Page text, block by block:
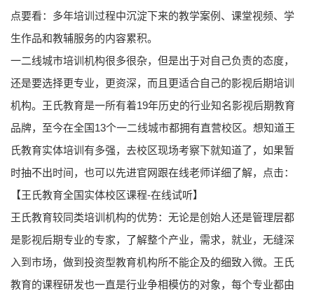
点要看：多年培训过程中沉淀下来的教学案例、课堂视频、学
生作品和教辅服务的内容累积。
一二线城市培训机构很多很杂，但是出于对自己负责的态度，
还是要选择更专业，更资深，而且更适合自己的影视后期培训
机构。王氏教育是一所有着19年历史的行业知名影视后期教育
品牌，至今在全国13个一二线城市都拥有直营校区。想知道王
氏教育实体培训有多强，去校区现场考察下就知道了，如果暂
时抽不出时间，也可以先进官网跟在线老师详细了解，点击：
【王氏教育全国实体校区课程-在线试听】
王氏教育较同类培训机构的优势：无论是创始人还是管理层都
是影视后期专业的专家，了解整个产业，需求，就业，无缝深
入到市场，做到投资型教育机构所不能企及的细致入微。王氏
教育的课程研发也一直是行业争相模仿的对象，每个专业都由